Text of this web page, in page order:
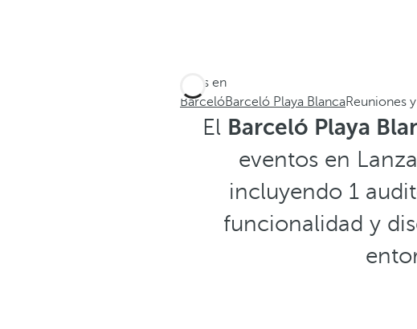
Estás en
BarcelóBarceló Playa BlancaReuniones
El Barceló Playa
eventos en
incluyendo 1
funcionalidad y